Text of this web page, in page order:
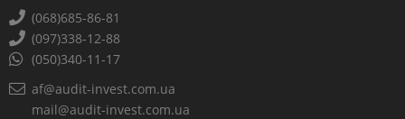
(068)685-86-81
(097)338-12-88
(050)340-11-17
af@audit-invest.com.ua
mail@audit-invest.com.ua